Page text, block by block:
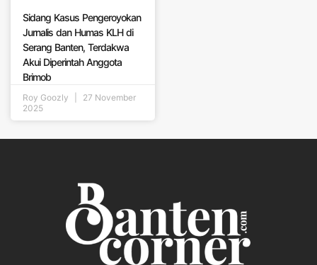
Sidang Kasus Pengeroyokan
Jurnalis dan Humas KLH di
Serang Banten, Terdakwa
Akui Diperintah Anggota
Brimob
Roy Goozly
27 November
2025